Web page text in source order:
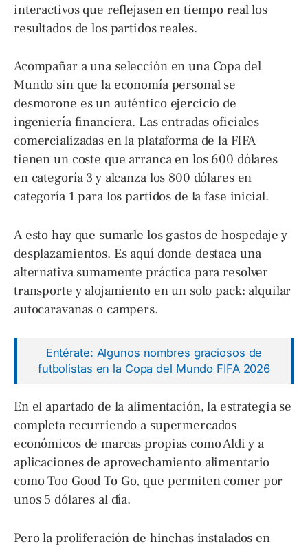
interactivos que reflejasen en tiempo real los
resultados de los partidos reales.
Acompañar a una selección en una Copa del
Mundo sin que la economía personal se
desmorone es un auténtico ejercicio de
ingeniería financiera. Las entradas oficiales
comercializadas en la plataforma de la FIFA
tienen un coste que arranca en los 600 dólares
en categoría 3 y alcanza los 800 dólares en
categoría 1 para los partidos de la fase inicial.
A esto hay que sumarle los gastos de hospedaje y
desplazamientos. Es aquí donde destaca una
alternativa sumamente práctica para resolver
transporte y alojamiento en un solo pack: alquilar
autocaravanas o campers.
Entérate: Algunos nombres graciosos de
futbolistas en la Copa del Mundo FIFA 2026
En el apartado de la alimentación, la estrategia se
completa recurriendo a supermercados
económicos de marcas propias como Aldi y a
aplicaciones de aprovechamiento alimentario
como Too Good To Go, que permiten comer por
unos 5 dólares al día.
Pero la proliferación de hinchas instalados en